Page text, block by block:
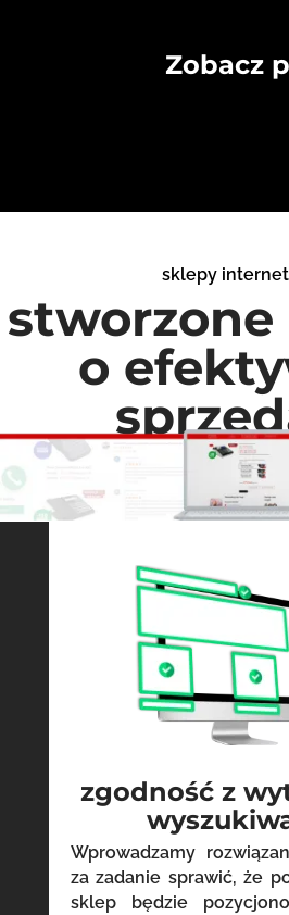
Zobacz
sklepy
stworzone
o
zgodność z
Wprowadzamy
za zadanie sprawić, że
sklep będzie